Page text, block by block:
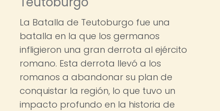
La Batalla de Teutoburgo fue una
batalla en la que los germanos
infligieron una gran derrota al ejército
romano. Esta derrota llevó a los
romanos a abandonar su plan de
conquistar la región, lo que tuvo un
impacto profundo en la historia de